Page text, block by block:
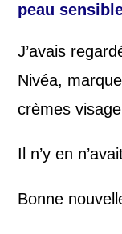
peau
J’avais
Nivéa,
crèmes
Il n’y en
Bonne